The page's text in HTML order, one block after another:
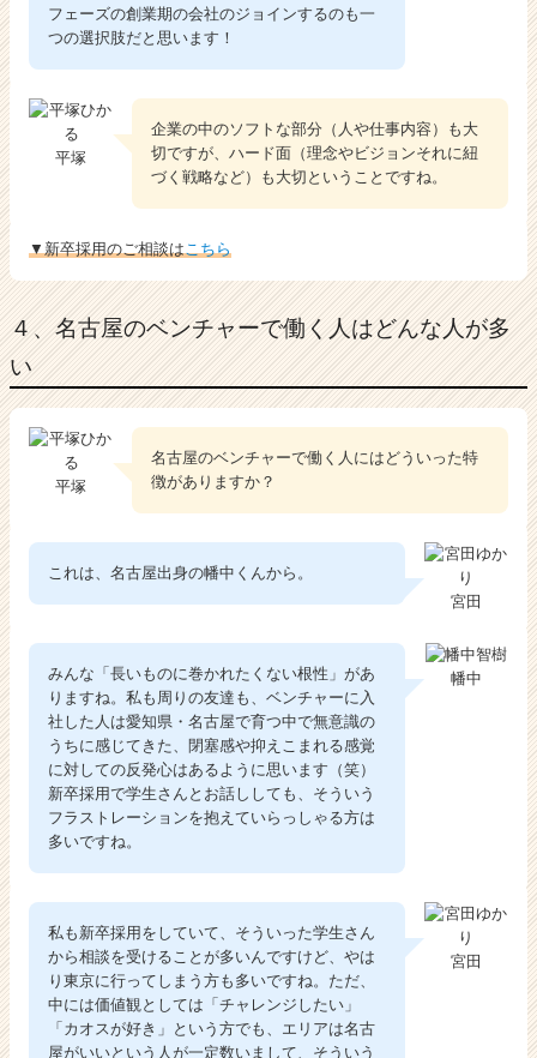
フェーズの創業期の会社のジョインするのも一
つの選択肢だと思います！
平塚
企業の中のソフトな部分（人や仕事内容）も大
切ですが、ハード面（理念やビジョンそれに紐
づく戦略など）も大切ということですね。
▼新卒採用のご相談は こちら
４、名古屋のベンチャーで働く人はどんな人が多
い
平塚
名古屋のベンチャーで働く人にはどういった特
徴がありますか？
宮田
これは、名古屋出身の幡中くんから。
幡中
みんな「長いものに巻かれたくない根性」があ
りますね。私も周りの友達も、ベンチャーに入
社した人は愛知県・名古屋で育つ中で無意識の
うちに感じてきた、閉塞感や抑えこまれる感覚
に対しての反発心はあるように思います（笑）
新卒採用で学生さんとお話ししても、そういう
フラストレーションを抱えていらっしゃる方は
多いですね。
宮田
私も新卒採用をしていて、そういった学生さん
から相談を受けることが多いんですけど、やは
り東京に行ってしまう方も多いですね。ただ、
中には価値観としては「チャレンジしたい」
「カオスが好き」という方でも、エリアは名古
屋がいいという人が一定数いまして、そういう